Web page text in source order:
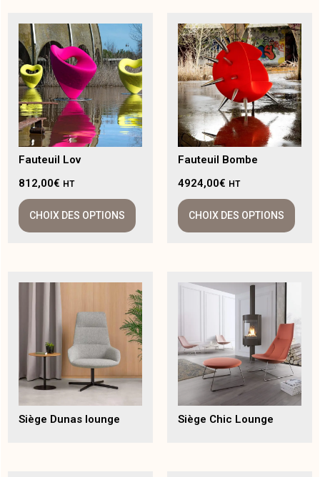
Fauteuil Lov
812,00€ HT
CHOIX DES OPTIONS
Fauteuil Bombe
4924,00€ HT
CHOIX DES OPTIONS
Siège Dunas lounge Siège Chic Lounge